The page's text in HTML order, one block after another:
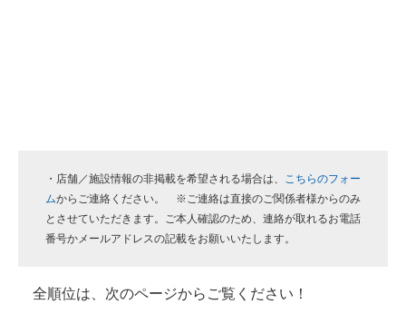
・店舗／施設情報の非掲載を希望される場合は、 こちらのフォー
ムからご連絡ください。 ※ご連絡は直接のご関係者様からのみ
とさせていただきます。ご本人確認のため、連絡が取れるお電話
番号かメールアドレスの記載をお願いいたします。
全順位は、次のページからご覧ください！